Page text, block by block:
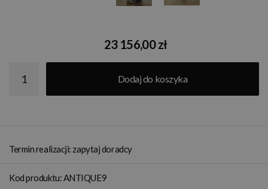
23 156,00 zł
Dodaj do koszyka
Termin realizacji: zapytaj doradcy
Kod produktu: ANTIQUE9